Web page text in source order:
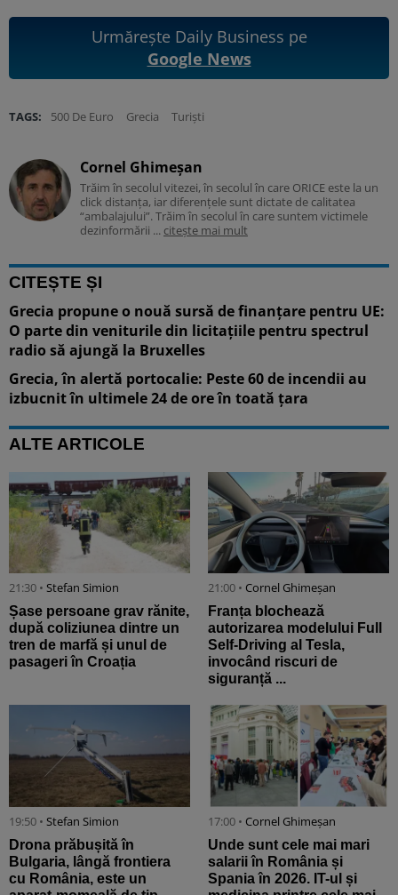
Urmărește Daily Business pe
Google News
TAGS: 500 De Euro Grecia Turiști
Cornel Ghimeșan
Trăim în secolul vitezei, în secolul în care ORICE este la un
click distanța, iar diferențele sunt dictate de calitatea
“ambalajului”. Trăim în secolul în care suntem victimele
dezinformării ... citește mai mult
CITEȘTE ȘI
Grecia propune o nouă sursă de finanțare pentru UE:
O parte din veniturile din licitațiile pentru spectrul
radio să ajungă la Bruxelles
Grecia, în alertă portocalie: Peste 60 de incendii au
izbucnit în ultimele 24 de ore în toată țara
ALTE ARTICOLE
21:30 • Stefan Simion
Șase persoane grav rănite,
după coliziunea dintre un
tren de marfă și unul de
pasageri în Croația
21:00 • Cornel Ghimeșan
Franța blochează
autorizarea modelului Full
Self-Driving al Tesla,
invocând riscuri de
siguranță ...
19:50 • Stefan Simion
Drona prăbușită în
Bulgaria, lângă frontiera
cu România, este un
17:00 • Cornel Ghimeșan
Unde sunt cele mai mari
salarii în România și
Spania în 2026. IT-ul și